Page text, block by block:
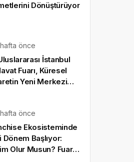
Forum'un açılış
Dönüştürüyor
önce
İstanbul
Fuarı, Küresel
Yeni Merkezi
önce
Ekosisteminde
Dönem Başlıyor:
Olur Musun? Fuarı